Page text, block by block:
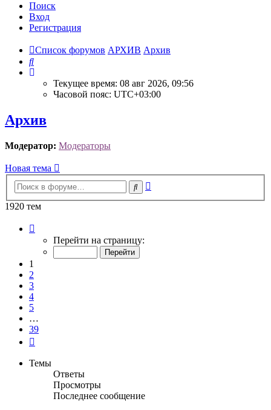
Поиск
Вход
Регистрация
Список форумов АРХИВ Архив
Поиск
Текущее время: 08 авг 2026, 09:56
Часовой пояс: UTC+03:00
Архив
Модератор: Модераторы
Новая
тема
Новая тема
Поиск
1920 тем
Перейти на страницу:
1
2
3
4
5
…
39
Темы
Ответы
Просмотры
Последнее сообщение